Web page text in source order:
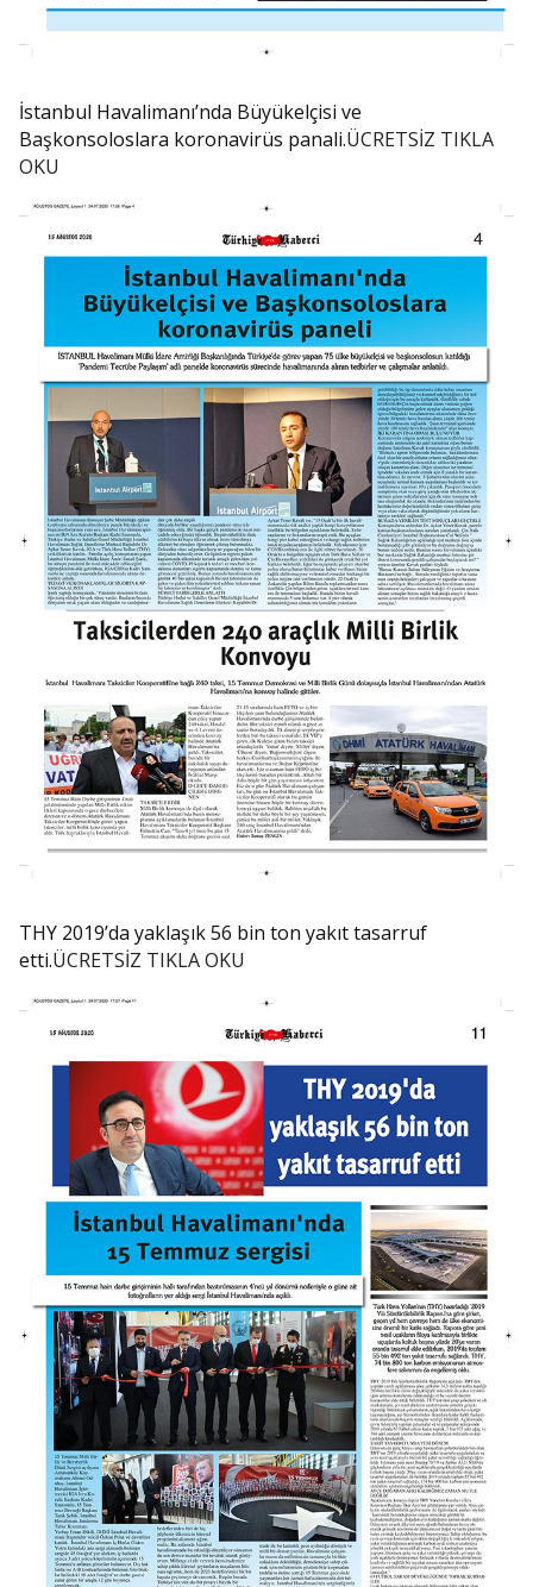
İstanbul Havalimanı’nda Büyükelçisi ve
Başkonsoloslara koronavirüs panali.ÜCRETSİZ TIKLA
OKU
THY 2019’da yaklaşık 56 bin ton yakıt tasarruf
etti.ÜCRETSİZ TIKLA OKU